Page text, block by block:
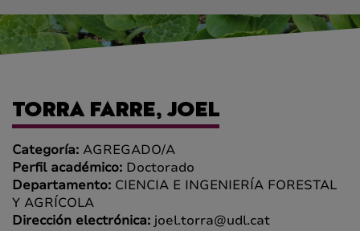
TORRA FARRE, JOEL
Categoría: AGREGADO/A
Perfil académico: Doctorado
Departamento: CIENCIA E INGENIERÍA FORESTAL
Y AGRÍCOLA
Dirección electrónica: joel.torra@udl.cat